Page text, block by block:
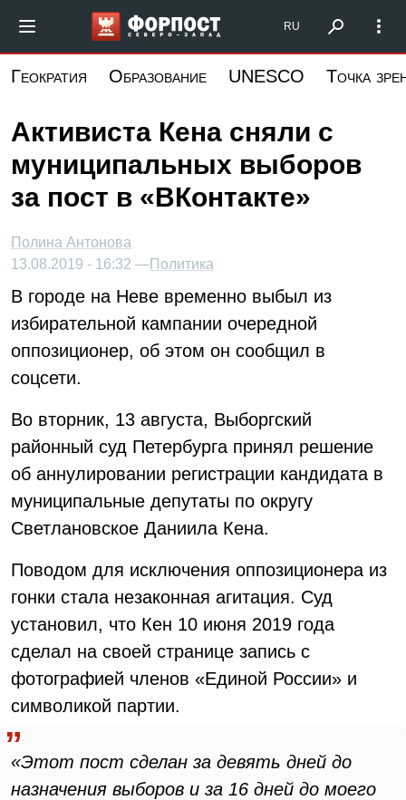
основному
Форпост Северо-Запад
RU
Геократия Образование UNESCO Точка
Активиста Кена сняли с
муниципальных выборов
за пост в «ВКонтакте»
Полина Антонова
13.08.2019 - 16:32 —Политика
В городе на Неве временно выбыл из
избирательной кампании очередной
оппозиционер, об этом он сообщил в
соцсети.
Во вторник, 13 августа, Выборгский
районный суд Петербурга принял решение
об аннулировании регистрации кандидата в
муниципальные депутаты по округу
Светлановское Даниила Кена.
Поводом для исключения оппозиционера из
гонки стала незаконная агитация. Суд
установил, что Кен 10 июня 2019 года
сделал на своей странице запись с
фотографией членов «Единой России» и
символикой партии.
«Этот пост сделан за девять дней до
назначения выборов и за 16 дней до моего